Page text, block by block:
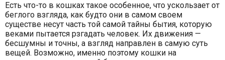
Есть что-то в кошках такое особенное, что ускользает от
беглого взгляда, как будто они в самом своем
существе несут часть той самой тайны бытия, которую
веками пытается рзгадать человек. Их движения —
бесшумны и точны, а взгляд направлен в самую суть
вещей. Возможно, именно поэтому кошки на